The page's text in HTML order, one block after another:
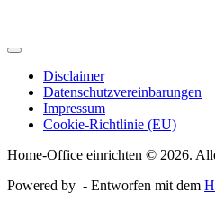
Disclaimer
Datenschutzvereinbarungen
Impressum
Cookie-Richtlinie (EU)
Home-Office einrichten © 2026.
Powered by - Entworfen mit dem